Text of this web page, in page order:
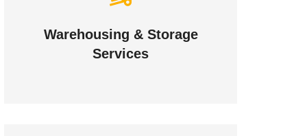
Warehousing & Storage
Services
VIEW DETAILS